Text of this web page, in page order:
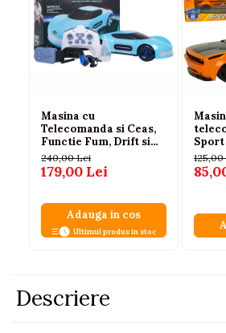
Masina cu
Telecomanda si Ceas,
Functie Fum, Drift si
Lumini, Albastra
240,00 Lei
179,00 Lei
Adauga in cos
Ultimul produs in stoc
Sport
MHz,
Descriere